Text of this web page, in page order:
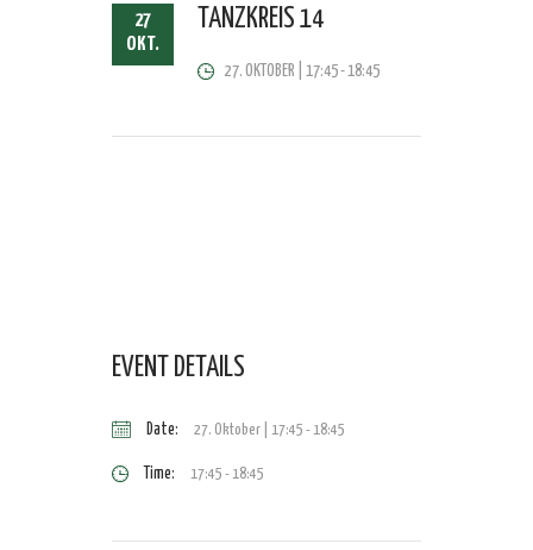
27
OKT.
TANZKREIS 14
27. OKTOBER | 17:45-18:45
EVENT DETAILS
Date: 27. Oktober | 17:45 -18:45
Time: 17:45 - 18:45